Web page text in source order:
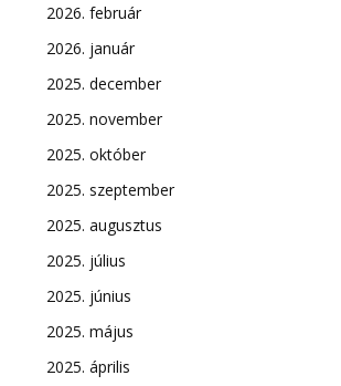
2026. február
2026. január
2025. december
2025. november
2025. október
2025. szeptember
2025. augusztus
2025. július
2025. június
2025. május
2025. április